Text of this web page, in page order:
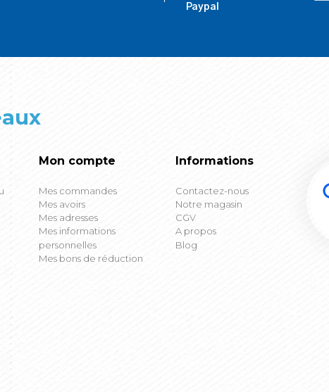
Paypal
Mon compte
Mes commandes
Mes avoirs
Mes adresses
Mes informations
personnelles
Mes bons de réduction
Informations
Contactez-nous
Notre magasin
CGV
A propos
Blog